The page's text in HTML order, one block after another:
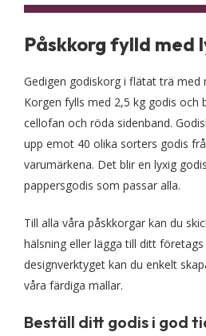
Påskkorg fylld med
Gedigen godiskorg i flätat trä med
Korgen fylls med 2,5 kg godis och
cellofan och röda sidenband.
upp emot 40 olika sorters godis
varumärkena. Det blir en lyxig
pappersgodis som passar alla.
Till alla våra påskkorgar kan du
hälsning eller lägga till ditt
designverktyget kan du enkelt
våra färdiga mallar.
Beställ ditt godis i god